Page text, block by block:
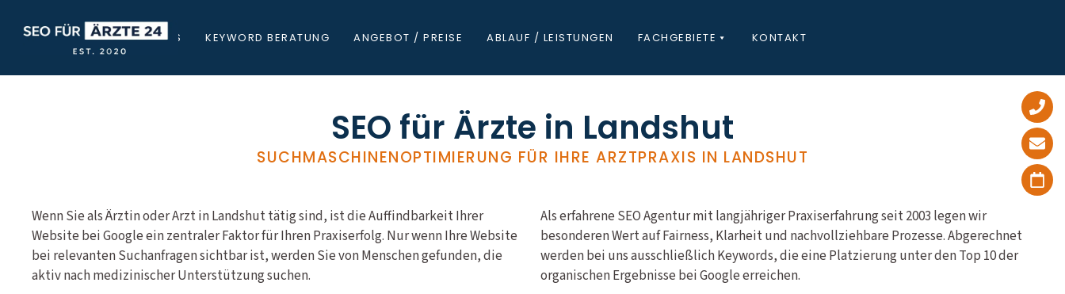
STARTSEITE ÜBER UNS KEYWORD BERATUNG ANGEBOT / PREISE ABLAUF / LEISTUNGEN FACHGEBIETE KONTAKT
SEO für Ärzte in Landshut
SUCHMASCHINENOPTIMIERUNG FÜR IHRE ARZTPRAXIS IN LANDSHUT
Wenn Sie als Ärztin oder Arzt in Landshut tätig sind, ist die Auffindbarkeit Ihrer
Website bei Google ein zentraler Faktor für Ihren Praxiserfolg. Nur wenn Ihre Website
bei relevanten Suchanfragen sichtbar ist, werden Sie von Menschen gefunden, die
aktiv nach medizinischer Unterstützung suchen.
Als erfahrene SEO Agentur mit langjähriger Praxiserfahrung seit 2003 legen wir
besonderen Wert auf Fairness, Klarheit und nachvollziehbare Prozesse. Abgerechnet
werden bei uns ausschließlich Keywords, die eine Platzierung unter den Top 10 der
organischen Ergebnisse bei Google erreichen.